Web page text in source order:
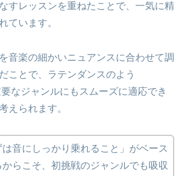
すレッスンを重ねたことで、一気に精
ています。
音楽の細かいニュアンスに合わせて調
ことで、ラテンダンスのよう
要なジャンルにもスムーズに適応でき
えられます。
は音にしっかり乗れること」がベース
からこそ、初挑戦のジャンルでも吸収